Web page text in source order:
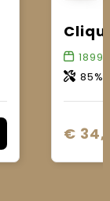
18996
85%
€